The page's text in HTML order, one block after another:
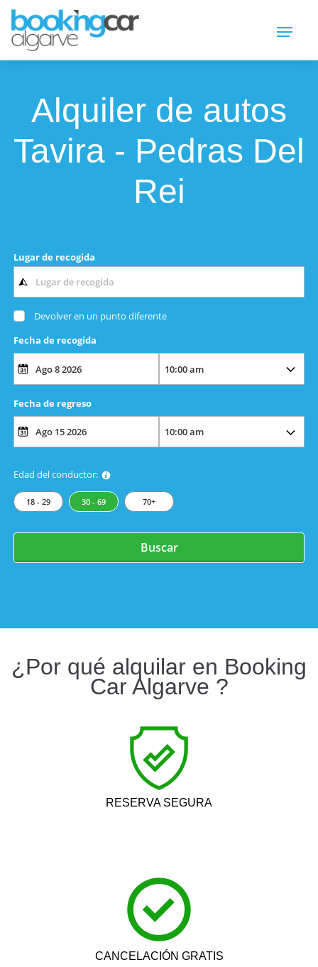
Alquiler de autos
Tavira - Pedras Del
Rei
Lugar de recogida
Devolver en un punto diferente
Fecha de recogida
Fecha de regreso
Edad del conductor:
18 - 29 30 - 69 70+
Buscar
¿Por qué alquilar en Booking
Car Algarve ?
RESERVA SEGURA
CANCELACIÓN GRATIS